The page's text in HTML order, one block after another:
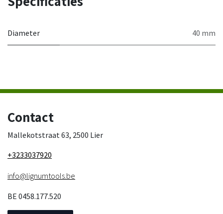
Diameter 40 mm
Contact
Mallekotstraat 63, 2500 Lier
+3233037920
info@lignumtools.be
BE 0458.177.520